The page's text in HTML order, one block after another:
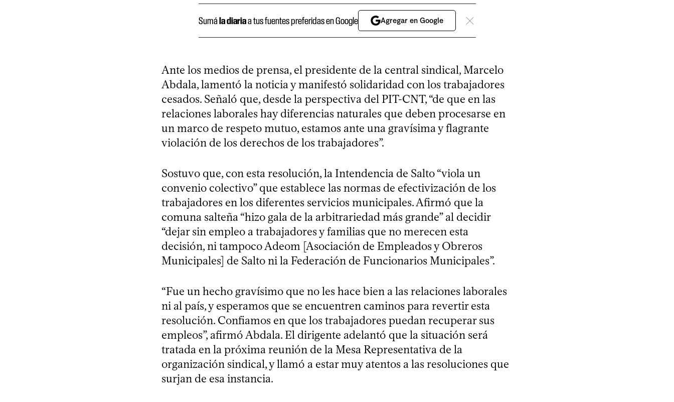
Sumála diariaa tus fuentes preferidas en Google Agregar en Google
Ante los medios de prensa, el presidente de la central sindical, Marcelo
Abdala, lamentó la noticia y manifestó solidaridad con los trabajadores
cesados. Señaló que, desde la perspectiva del PIT-CNT, “de que en las
relaciones laborales hay diferencias naturales que deben procesarse en
un marco de respeto mutuo, estamos ante una gravísima y flagrante
violación de los derechos de los trabajadores”.
Sostuvo que, con esta resolución, la Intendencia de Salto “viola un
convenio colectivo” que establece las normas de efectivización de los
trabajadores en los diferentes servicios municipales. Afirmó que la
comuna salteña “hizo gala de la arbitrariedad más grande” al decidir
“dejar sin empleo a trabajadores y familias que no merecen esta
decisión, ni tampoco Adeom [Asociación de Empleados y Obreros
Municipales] de Salto ni la Federación de Funcionarios Municipales”.
“Fue un hecho gravísimo que no les hace bien a las relaciones laborales
ni al país, y esperamos que se encuentren caminos para revertir esta
resolución. Confiamos en que los trabajadores puedan recuperar sus
empleos”, afirmó Abdala. El dirigente adelantó que la situación será
tratada en la próxima reunión de la Mesa Representativa de la
organización sindical, y llamó a estar muy atentos a las resoluciones que
surjan de esa instancia.